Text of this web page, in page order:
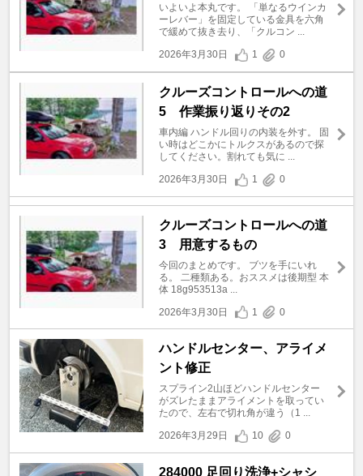
いよいよ本丸です。 「単なるウインカ
ーレバー」を固定している金具を六角
で緩めて抜き去り、「クルコン ...
2026年3月30日
1 0
クルーズコントロールへの道
5 作業振り返りその2
車内編 ハンドル回りの内装を外す。 固
い時はどこかにトルクスがあるので探
してください。割れても気に ...
2026年3月30日
1 0
クルーズコントロールへの道
3 用意するもの
今回のまとめです。 ブツを手にいれ
る。 二種類ある。おススメは後期型 本
体 18g953513a ...
2026年3月30日
1 0
ハンドルセンター、アライメ
ント修正
スプライン2山ほどハンドルセンター
がズレたままアライメントを取ってい
たので、左右で切れ角が違う（1 ...
2026年3月29日
10 0
284000 足回り洗浄+シャシ